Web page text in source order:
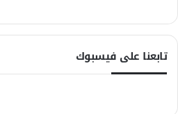
تابعنا على فيسبوك